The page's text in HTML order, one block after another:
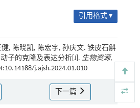
引用格式 ▾
, 陈晓凯, 陈宏宇, 孙庆文. 铁皮石斛
子的克隆及表达分析[J]. 生物资源,
j.ajsh.2024.01.010
下一篇